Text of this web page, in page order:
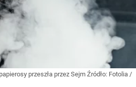
przeszła przez Sejm Źródło: Fotolia /